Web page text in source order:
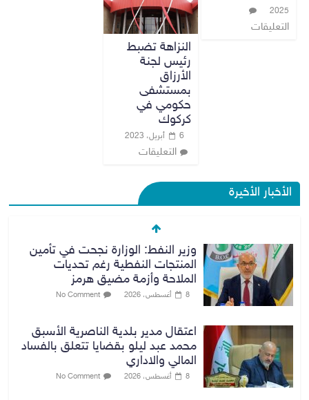
2025
التعليقات
النزاهة تضبط
رئيس لجنة
الأرزاق
بمستشفى
حكومي في
كركوك
6 أبريل، 2023
التعليقات
الأخبار الأخيرة
وزير النفط: الوزارة نجحت في تأمين
المنتجات النفطية رغم تحديات
الملاحة وأزمة مضيق هرمز
8 أغسطس، 2026 No Comment
اعتقال مدير بلدية الناصرية الأسبق
محمد عبد ليلو بقضايا تتعلق بالفساد
المالي والاداري
8 أغسطس، 2026 No Comment